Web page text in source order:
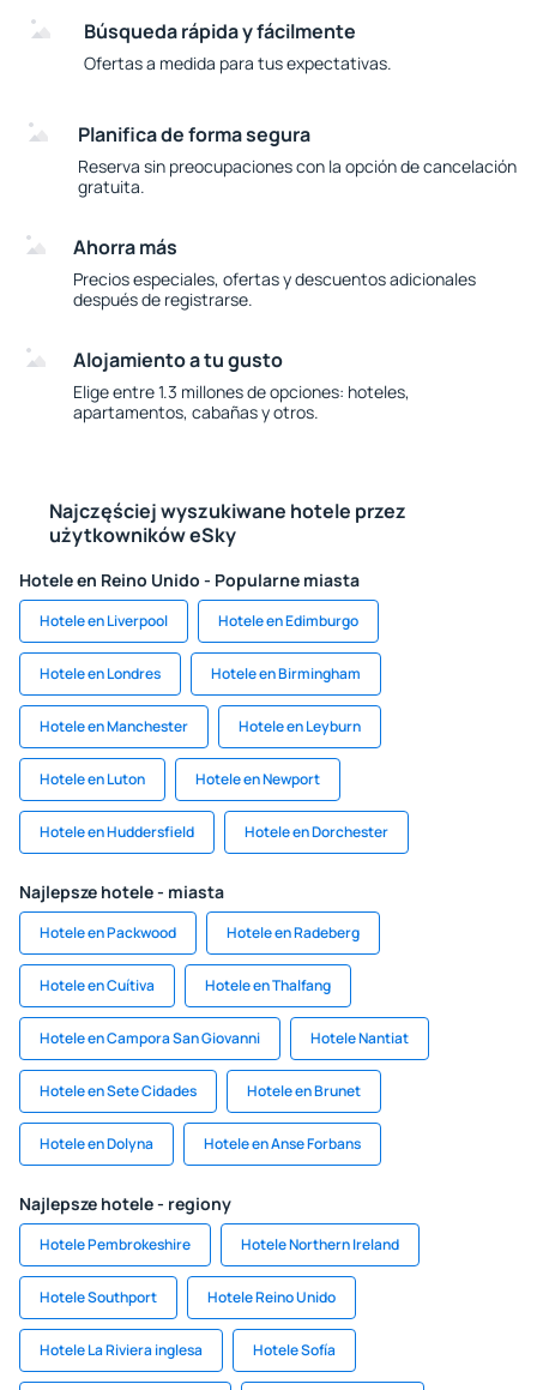
Búsqueda rápida y fácilmente
Ofertas a medida para tus expectativas.
Planifica de forma segura
Reserva sin preocupaciones con la opción de cancelación
gratuita.
Ahorra más
Precios especiales, ofertas y descuentos adicionales
después de registrarse.
Alojamiento a tu gusto
Elige entre 1.3 millones de opciones: hoteles,
apartamentos, cabañas y otros.
Najczęściej wyszukiwane hotele przez
użytkowników eSky
Hotele en Reino Unido - Popularne miasta
Hotele en Liverpool Hotele en Edimburgo
Hotele en Londres Hotele en Birmingham
Hotele en Manchester Hotele en Leyburn
Hotele en Luton Hotele en Newport
Hotele en Huddersfield Hotele en Dorchester
Najlepsze hotele - miasta
Hotele en Packwood Hotele en Radeberg
Hotele en Cuítiva Hotele en Thalfang
Hotele en Campora San Giovanni Hotele Nantiat
Hotele en Sete Cidades Hotele en Brunet
Hotele en Dolyna Hotele en Anse Forbans
Najlepsze hotele - regiony
Hotele Pembrokeshire Hotele Northern Ireland
Hotele Southport Hotele Reino Unido
Hotele La Riviera inglesa Hotele Sofía